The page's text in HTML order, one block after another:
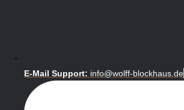
E-Mail Support: info@wolff-blockhaus.de